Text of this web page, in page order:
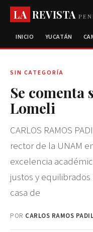
LA REVISTA
INICIO YUCATÁN
SIN CATEGORÍA
Se comenta
Lomeli
CARLOS RAMOS
rector de la UNAM
excelencia
justos y
casa de
POR CARLOS RAMOS